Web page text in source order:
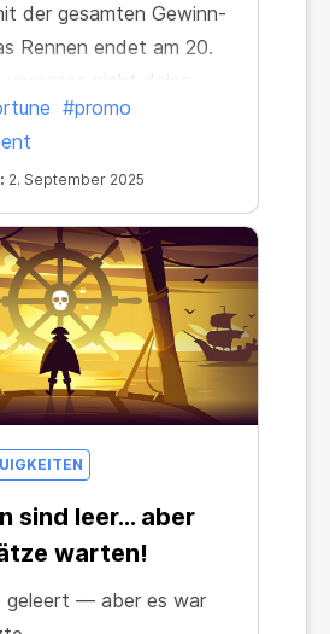
der gesamten Gewinn-
Rennen endet am 20.
nicht deine
#promo
2. September 2025
sind leer… aber
warten!
geleert — aber es war